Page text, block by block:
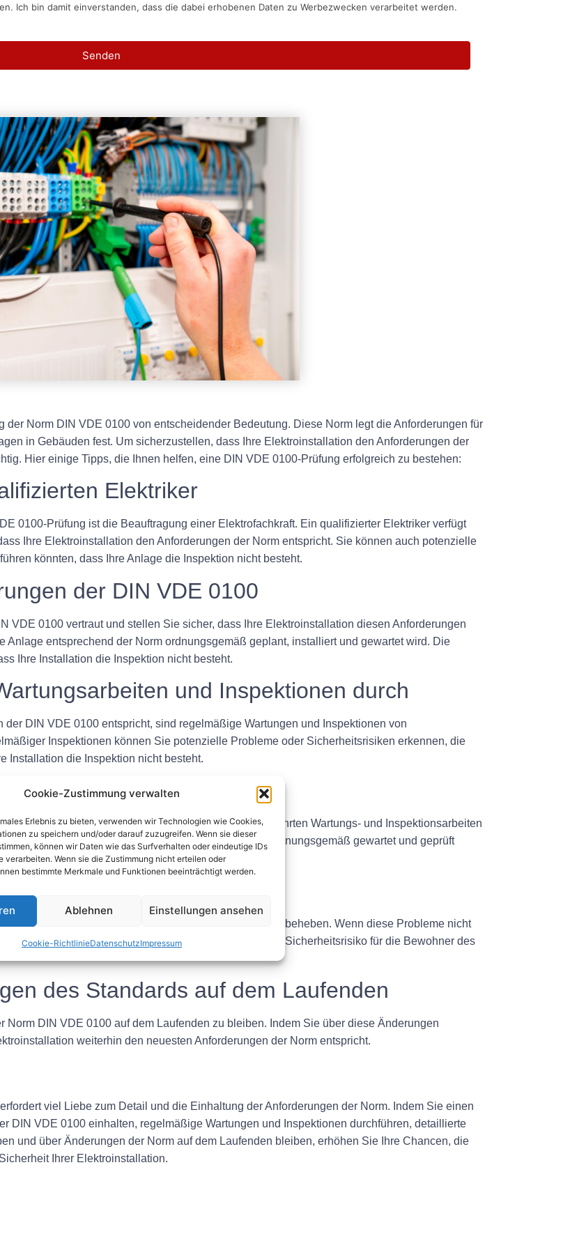
Cookie-Zustimmung verwalten
Erlebnis zu bieten, verwenden wir Technologien wie Cookies,
zu speichern und/oder darauf zuzugreifen. Wenn sie dieser
können wir Daten wie das Surfverhalten oder eindeutige IDs
verarbeiten. Wenn sie die Zustimmung nicht erteilen oder
bestimmte Merkmale und Funktionen beeinträchtigt werden.
Ablehnen Einstellungen ansehen
Cookie-RichtlinieDatenschutzImpressum
Ich bin damit einverstanden, dass die dabei erhobenen Daten zu Werbezwecken verarbeitet werden.
Senden
Norm DIN VDE 0100 von entscheidender Bedeutung. Diese Norm legt die Anforderungen für
in Gebäuden fest. Um sicherzustellen, dass Ihre Elektroinstallation den Anforderungen der
Hier einige Tipps, die Ihnen helfen, eine DIN VDE 0100-Prüfung erfolgreich zu bestehen:
Elektriker
0100-Prüfung ist die Beauftragung einer Elektrofachkraft. Ein qualifizierter Elektriker verfügt
Ihre Elektroinstallation den Anforderungen der Norm entspricht. Sie können auch potenzielle
könnten, dass Ihre Anlage die Inspektion nicht besteht.
der DIN VDE 0100
VDE 0100 vertraut und stellen Sie sicher, dass Ihre Elektroinstallation diesen Anforderungen
entsprechend der Norm ordnungsgemäß geplant, installiert und gewartet wird. Die
Ihre Installation die Inspektion nicht besteht.
und Inspektionen durch
DIN VDE 0100 entspricht, sind regelmäßige Wartungen und Inspektionen von
Inspektionen können Sie potenzielle Probleme oder Sicherheitsrisiken erkennen, die
Installation die Inspektion nicht besteht.
detaillierte Aufzeichnungen über alle durchgeführten Wartungs- und Inspektionsarbeiten
können den Nachweis erbringen, dass Ihre Anlage ordnungsgemäß gewartet und geprüft
nachzuweisen.
umgehend
festgestellt werden, ist es wichtig, diese umgehend zu beheben. Wenn diese Probleme nicht
die Inspektion nicht besteht und möglicherweise ein Sicherheitsrisiko für die Bewohner des
des Standards auf dem Laufenden
DIN VDE 0100 auf dem Laufenden zu bleiben. Indem Sie über diese Änderungen
weiterhin den neuesten Anforderungen der Norm entspricht.
viel Liebe zum Detail und die Einhaltung der Anforderungen der Norm. Indem Sie einen
DIN VDE 0100 einhalten, regelmäßige Wartungen und Inspektionen durchführen, detaillierte
und über Änderungen der Norm auf dem Laufenden bleiben, erhöhen Sie Ihre Chancen, die
Ihrer Elektroinstallation.